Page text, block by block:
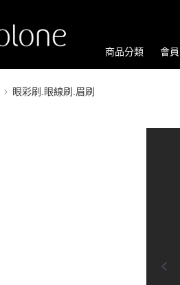
商品分類 會
眼彩刷.眼線刷.眉刷